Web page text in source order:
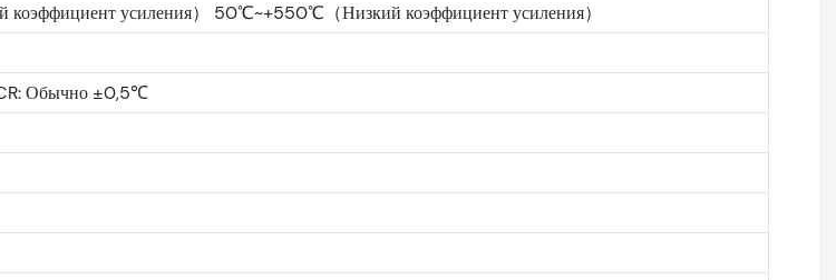
усиления） 50℃~+550℃（Низкий коэффициент усиления）
Обычно ±0,5℃